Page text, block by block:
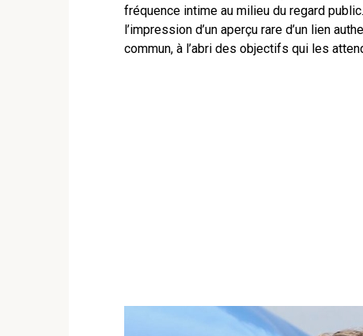
fréquence intime au milieu du regard
l’impression d’un aperçu rare d’un lien
commun, à l’abri des objectifs qui les